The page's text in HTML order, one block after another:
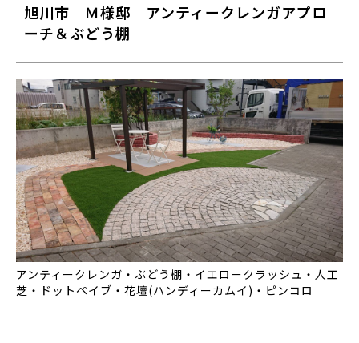
旭川市 Ｍ様邸 アンティークレンガアプロ
ーチ＆ぶどう棚
アンティークレンガ・ぶどう棚・イエロークラッシュ・人工
芝・ドットペイブ・花壇(ハンディーカムイ)・ピンコロ